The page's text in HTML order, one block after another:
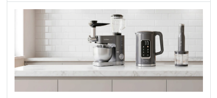
стиля. Ярко-красный цвет не только
привлекает внимание, но и добавляет
характер, делая кухню центром
притяжения для гостей и местом, где
хочется проводить время.